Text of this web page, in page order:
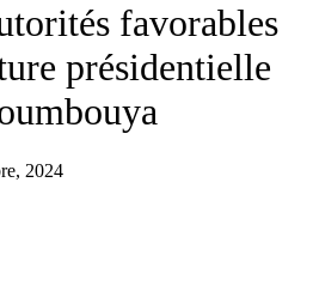
favorables
présidentielle
2024